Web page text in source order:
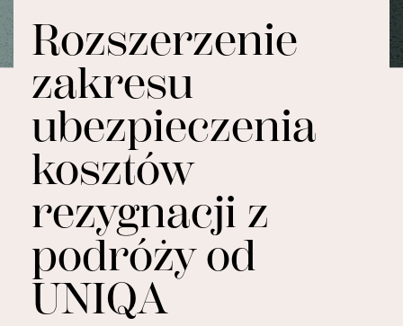
Rozszerzenie
zakresu
ubezpieczenia
kosztów
rezygnacji z
podróży od
UNIQA